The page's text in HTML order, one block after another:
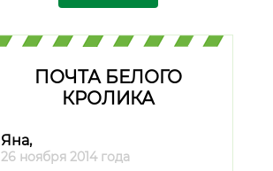
ПОЧТА БЕЛОГО
КРОЛИКА
Яна,
26 ноября 2014 года